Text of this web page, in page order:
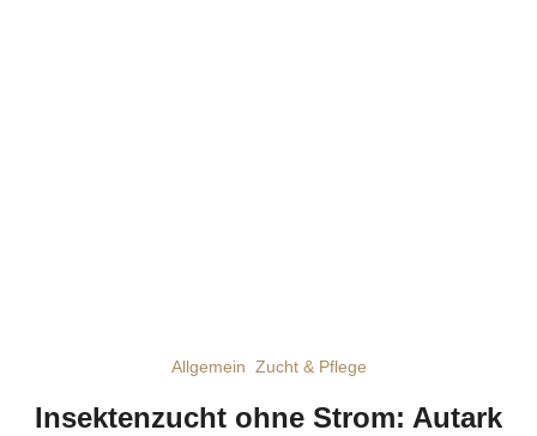
Allgemein Zucht & Pflege
Insektenzucht ohne Strom: Autark